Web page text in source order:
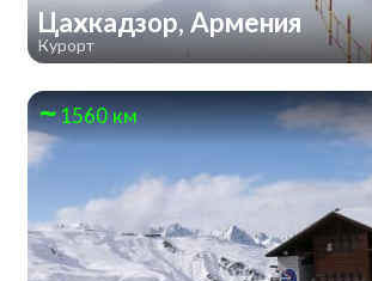
Цахкадзор, Армения
Курорт
1560 км